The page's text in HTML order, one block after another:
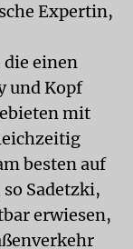
Expertin,
einen
und Kopf
mit
besten auf
Sadetzki,
erwiesen,